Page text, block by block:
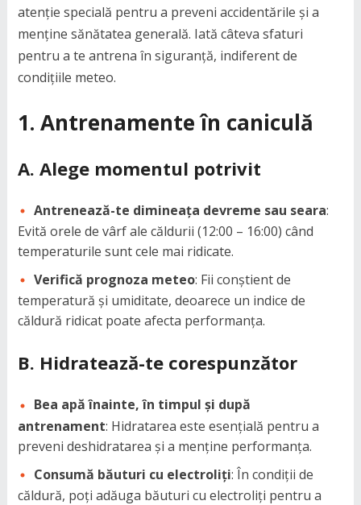
atenție specială pentru a preveni accidentările și a
menține sănătatea generală. Iată câteva sfaturi
pentru a te antrena în siguranță, indiferent de
condițiile meteo.
1. Antrenamente în caniculă
A. Alege momentul potrivit
Antrenează-te dimineața devreme sau seara:
Evită orele de vârf ale căldurii (12:00 – 16:00) când
temperaturile sunt cele mai ridicate.
Verifică prognoza meteo: Fii conștient de
temperatură și umiditate, deoarece un indice de
căldură ridicat poate afecta performanța.
B. Hidratează-te corespunzător
Bea apă înainte, în timpul și după
antrenament: Hidratarea este esențială pentru a
preveni deshidratarea și a menține performanța.
Consumă băuturi cu electroliți: În condiții de
căldură, poți adăuga băuturi cu electroliți pentru a